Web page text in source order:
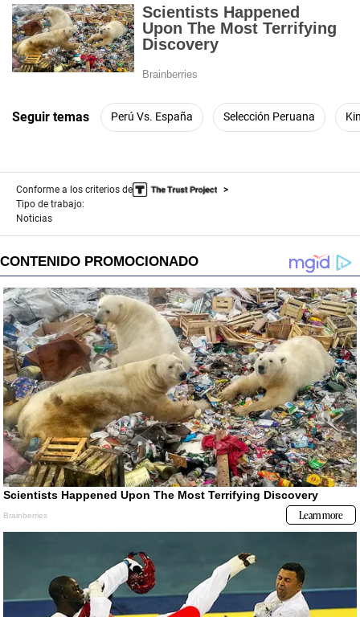
Seguir temas Perú Vs. España Selección Peruana
Conforme a los criterios de
Tipo de trabajo:
Noticias